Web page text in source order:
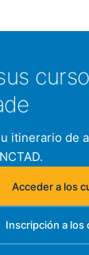
itinerario de
Acceder a los
(se
Inscripción a los
(se